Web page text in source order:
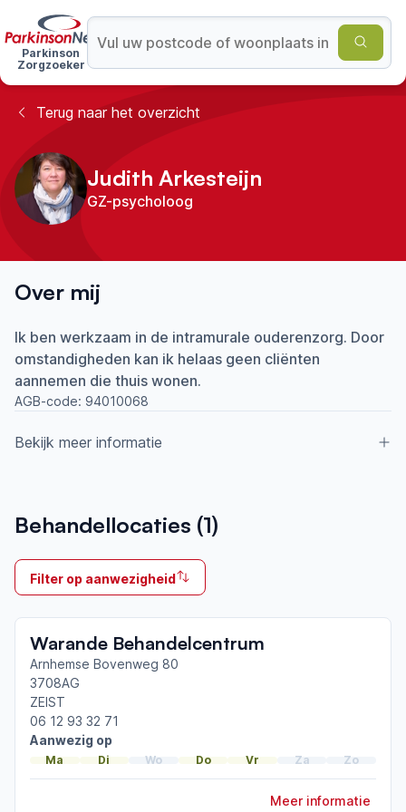
Parkinson
Zorgzoeker
Terug naar het overzicht
Judith Arkesteijn
GZ-psycholoog
Over mij
Ik ben werkzaam in de intramurale ouderenzorg. Door
omstandigheden kan ik helaas geen cliënten
aannemen die thuis wonen.
AGB-code: 94010068
Bekijk meer informatie
2012
Ik behandel
Utrecht Zuidoost
Afgeronde ParkinsonNet-scholingen
ParkinsonNet congres 2026
ParkinsonNet congres 2024
ParkinsonNet congres 2022
Behandellocaties (1)
Filter op aanwezigheid
Warande Behandelcentrum
Arnhemse Bovenweg 80
3708AG
ZEIST
06 12 93 32 71
Aanwezig op
Ma Di Wo Do Vr Za Zo
Meer informatie